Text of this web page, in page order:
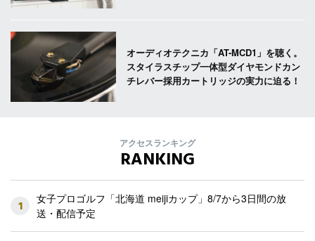
オーディオテクニカ「AT-MCD1」を聴く。
スタイラスチップ一体型ダイヤモンドカン
チレバー採用カートリッジの実力に迫る！
アクセスランキング
RANKING
1
女子プロゴルフ「北海道 meijiカップ」8/7から3日間の放
送・配信予定